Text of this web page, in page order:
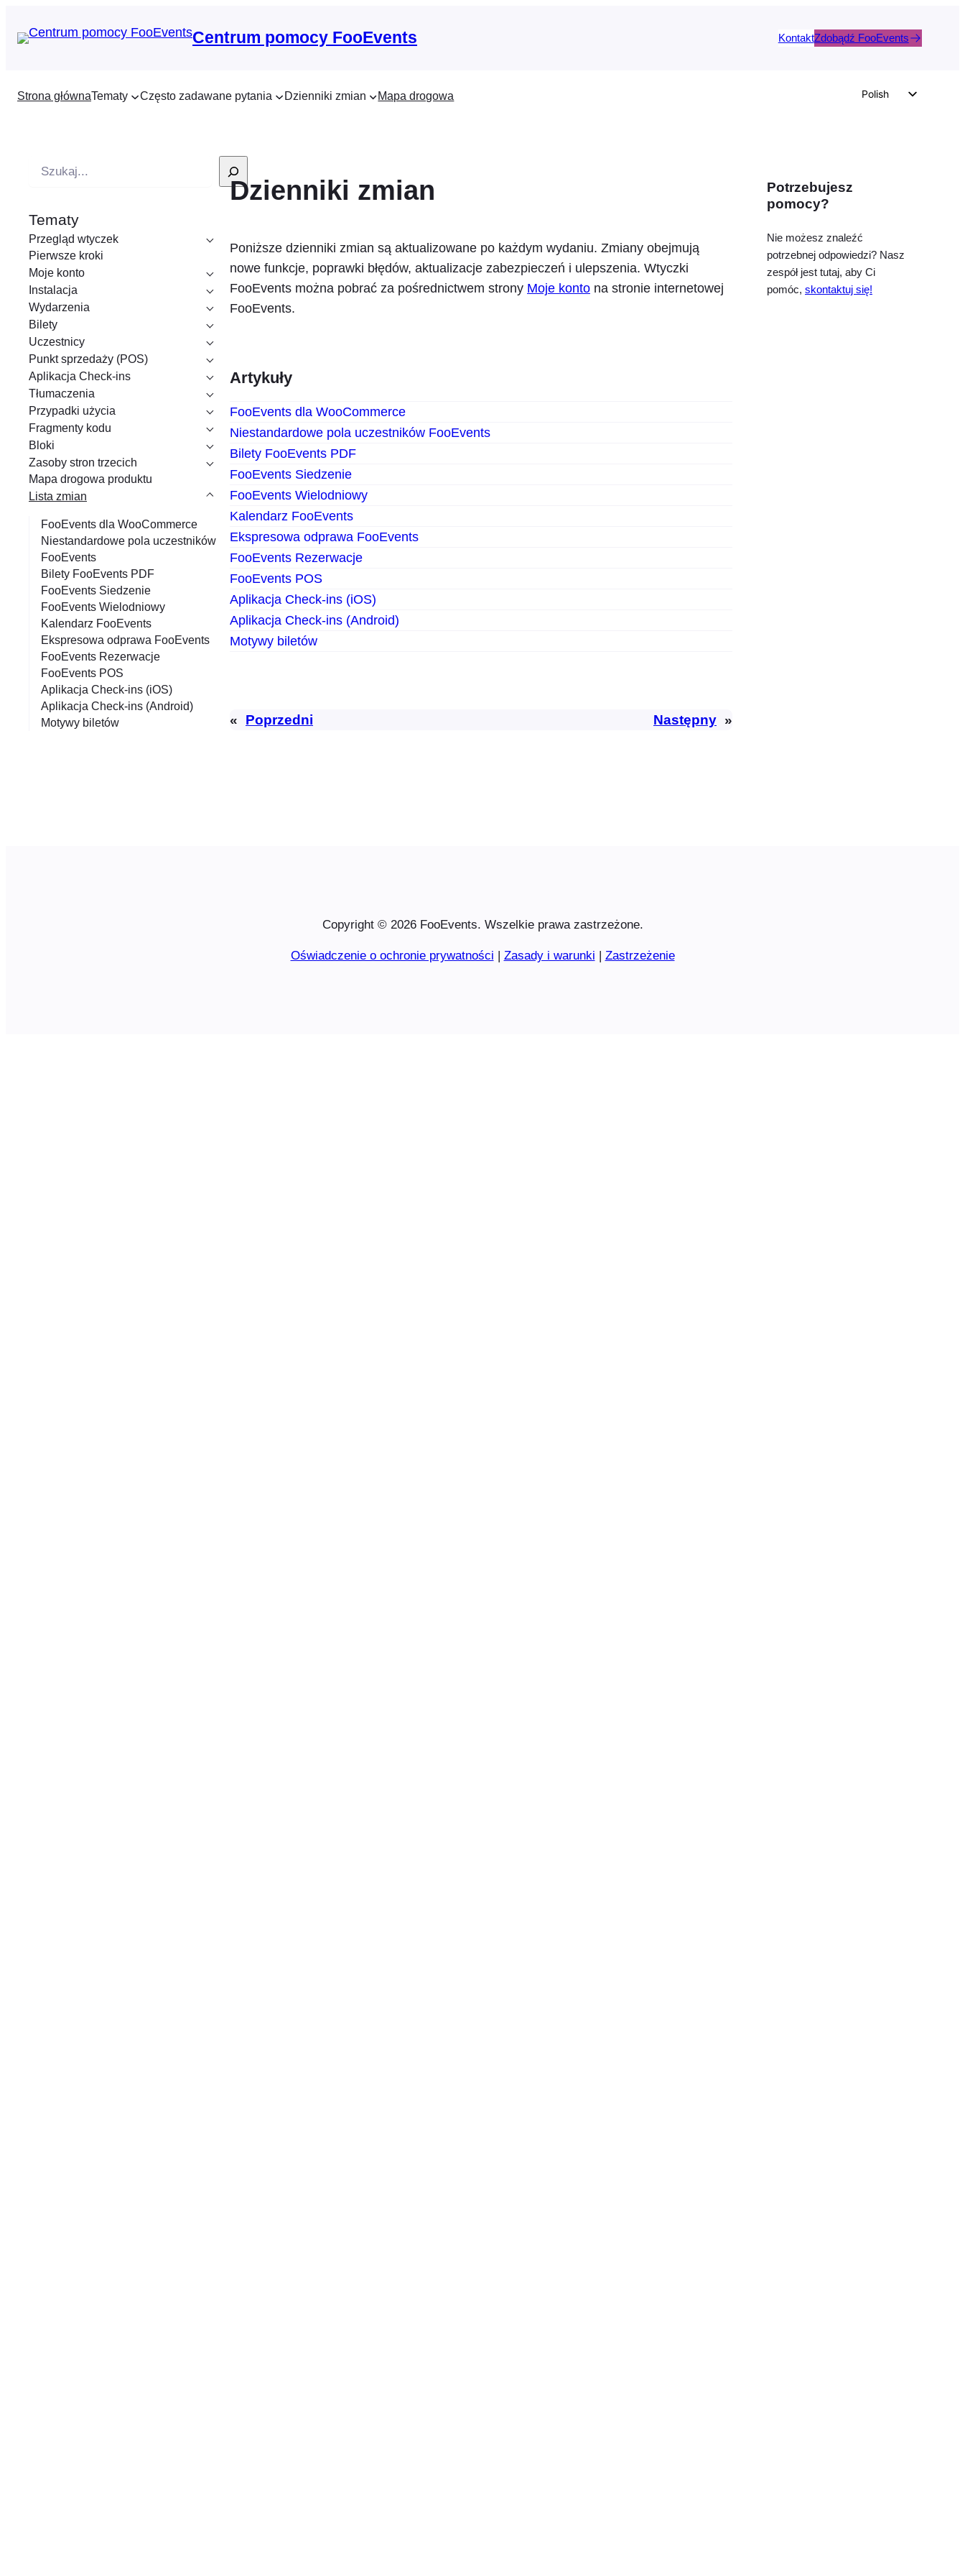
Centrum pomocy FooEvents KontaktZdobądź FooEvents
Strona głównaTematy Często zadawane pytania Dzienniki zmian Mapa drogowa
Polish
Portuguese
French
Czech
z
u
k
i
w
a
n
i
e
Tematy
Przegląd wtyczek
Pierwsze kroki
Moje konto
Instalacja
Wydarzenia
Bilety
Uczestnicy
Punkt sprzedaży (POS)
Aplikacja Check-ins
Tłumaczenia
Przypadki użycia
Fragmenty kodu
Bloki
Zasoby stron trzecich
Mapa drogowa produktu
Lista zmian
FooEvents dla WooCommerce
Niestandardowe pola uczestników
FooEvents
Bilety FooEvents PDF
FooEvents Siedzenie
FooEvents Wielodniowy
Kalendarz FooEvents
Ekspresowa odprawa FooEvents
FooEvents Rezerwacje
FooEvents POS
Aplikacja Check-ins (iOS)
Aplikacja Check-ins (Android)
Motywy biletów
Dzienniki zmian
Poniższe dzienniki zmian są aktualizowane po każdym wydaniu. Zmiany obejmują
nowe funkcje, poprawki błędów, aktualizacje zabezpieczeń i ulepszenia. Wtyczki
FooEvents można pobrać za pośrednictwem strony Moje konto na stronie internetowej
FooEvents.
Artykuły
FooEvents dla WooCommerce
Niestandardowe pola uczestników FooEvents
Bilety FooEvents PDF
FooEvents Siedzenie
FooEvents Wielodniowy
Kalendarz FooEvents
Ekspresowa odprawa FooEvents
FooEvents Rezerwacje
FooEvents POS
Aplikacja Check-ins (iOS)
Aplikacja Check-ins (Android)
Motywy biletów
« Poprzedni Następny »
Potrzebujesz
pomocy?
Nie możesz znaleźć
potrzebnej odpowiedzi? Nasz
zespół jest tutaj, aby Ci
pomóc, skontaktuj się!
Copyright © 2026 FooEvents. Wszelkie prawa zastrzeżone.
Oświadczenie o ochronie prywatności | Zasady i warunki | Zastrzeżenie